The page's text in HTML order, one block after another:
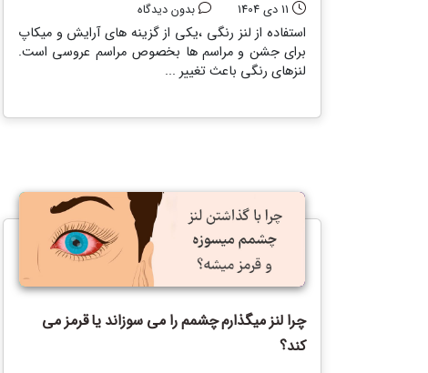
11 دی 1404 بدون دیدگاه
استفاده از لنز رنگی ،یکی از گزینه های آرایش و میکاپ
برای جشن و مراسم ها بخصوص مراسم عروسی است.
لنزهای رنگی باعث تغییر ...
چرا لنز میگذارم چشمم را می سوزاند یا قرمز می
کند؟